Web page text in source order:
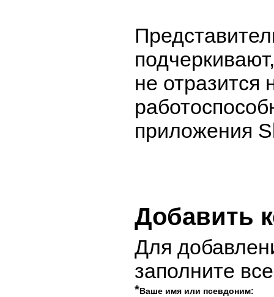
не отразится
приложения
Добавить
Для
заполните
*Ваше имя или псевдоним: